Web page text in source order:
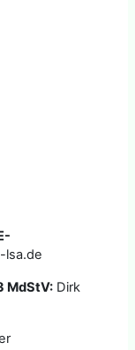
lsa.de
MdStV: Dirk